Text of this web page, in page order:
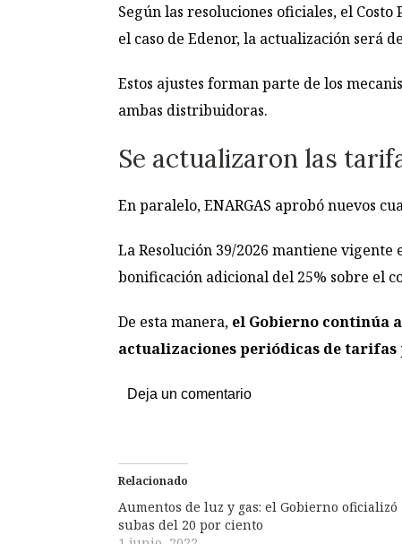
Según las resoluciones oficiales, el
el caso de Edenor, la actualización será
Estos ajustes forman parte de los
ambas distribuidoras.
Se actualizaron las
En paralelo, ENARGAS aprobó nuevos
La Resolución 39/2026 mantiene
bonificación adicional del 25% sobre el
De esta manera, el Gobierno continúa
actualizaciones periódicas de
Deja un comentario
Relacionado
Aumentos de luz y gas: el Gobierno oficializó
subas del 20 por ciento